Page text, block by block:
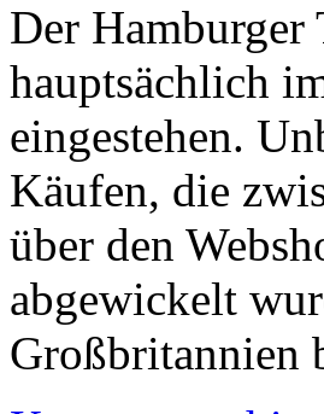
Der Hamburger
hauptsächlich
eingestehen.
Käufen, die
über den
abgewickelt
Großbritannien